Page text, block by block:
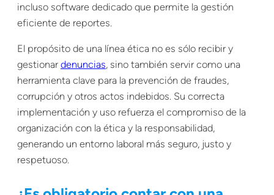
incluso software dedicado que permite la gestión
eficiente de reportes.
El propósito de una línea ética no es sólo recibir y
gestionar denuncias, sino también servir como una
herramienta clave para la prevención de fraudes,
corrupción y otros actos indebidos. Su correcta
implementación y uso refuerza el compromiso de la
organización con la ética y la responsabilidad,
generando un entorno laboral más seguro, justo y
respetuoso.